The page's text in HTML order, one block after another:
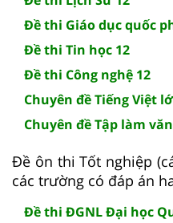
Đề thi Giáo dục quốc
Đề thi Tin học 12
Đề thi Công nghệ 12
Chuyên đề Tiếng Việt
Chuyên đề Tập làm
Đề ôn thi Tốt nghiệp
các trường có đáp án
Đề thi ĐGNL Đại học